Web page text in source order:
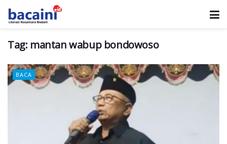
Tag: mantan wabup bondowoso
BACA